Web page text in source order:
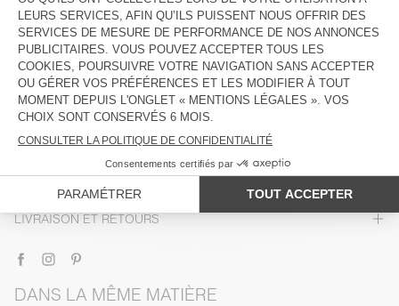
août
AJOUTER AU PANIER
DESCRIPTION
TAILLE ET COUPE
COMPOSITION
TRAÇABILITÉ
LIVRAISON ET RETOURS
DANS LA MÊME MATIÈRE